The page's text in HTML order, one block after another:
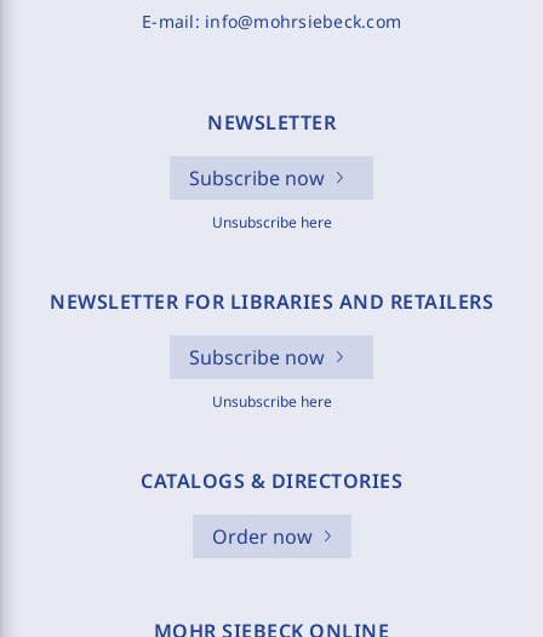
E-mail: info@mohrsiebeck.com
NEWSLETTER
Subscribe now
Unsubscribe here
NEWSLETTER FOR LIBRARIES AND RETAILERS
Subscribe now
Unsubscribe here
CATALOGS & DIRECTORIES
Order now
MOHR SIEBECK ONLINE